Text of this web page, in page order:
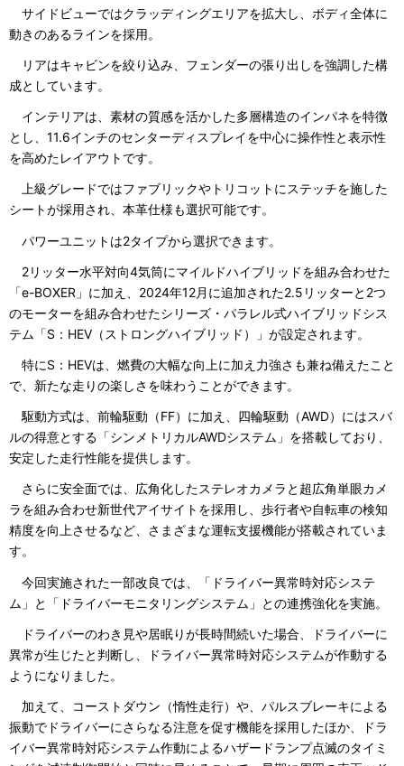
サイドビューではクラッディングエリアを拡大し、ボディ全体に
動きのあるラインを採用。
リアはキャビンを絞り込み、フェンダーの張り出しを強調した構
成としています。
インテリアは、素材の質感を活かした多層構造のインパネを特徴
とし、11.6インチのセンターディスプレイを中心に操作性と表示性
を高めたレイアウトです。
上級グレードではファブリックやトリコットにステッチを施した
シートが採用され、本革仕様も選択可能です。
パワーユニットは2タイプから選択できます。
2リッター水平対向4気筒にマイルドハイブリッドを組み合わせた
「e-BOXER」に加え、2024年12月に追加された2.5リッターと2つ
のモーターを組み合わせたシリーズ・パラレル式ハイブリッドシス
テム「S：HEV（ストロングハイブリッド）」が設定されます。
特にS：HEVは、燃費の大幅な向上に加え力強さも兼ね備えたこと
で、新たな走りの楽しさを味わうことができます。
駆動方式は、前輪駆動（FF）に加え、四輪駆動（AWD）にはスバ
ルの得意とする「シンメトリカルAWDシステム」を搭載しており、
安定した走行性能を提供します。
さらに安全面では、広角化したステレオカメラと超広角単眼カメ
ラを組み合わせ新世代アイサイトを採用し、歩行者や自転車の検知
精度を向上させるなど、さまざまな運転支援機能が搭載されていま
す。
今回実施された一部改良では、「ドライバー異常時対応システ
ム」と「ドライバーモニタリングシステム」との連携強化を実施。
ドライバーのわき見や居眠りが長時間続いた場合、ドライバーに
異常が生じたと判断し、ドライバー異常時対応システムが作動する
ようになりました。
加えて、コーストダウン（惰性走行）や、パルスブレーキによる
振動でドライバーにさらなる注意を促す機能を採用したほか、ドラ
イバー異常時対応システム作動によるハザードランプ点滅のタイミ